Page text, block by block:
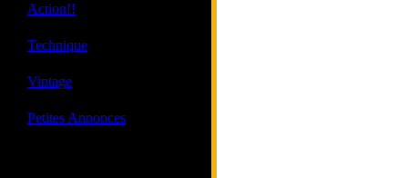
Action!!
Technique
Vintage
Petites Annonces